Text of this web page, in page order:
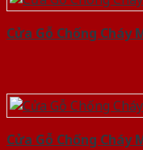
Cửa Gỗ Chống Cháy
Cửa Gỗ Chống Cháy